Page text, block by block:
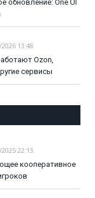
обновление: One UI
13:48
Ozon,
сервисы
22:13
кооперативное